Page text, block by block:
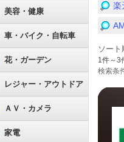
美容・健康
車・バイク・自転車
花・ガーデン
レジャー・アウトドア
ＡＶ・カメラ
家電
楽
ソート
1件～3
検索条